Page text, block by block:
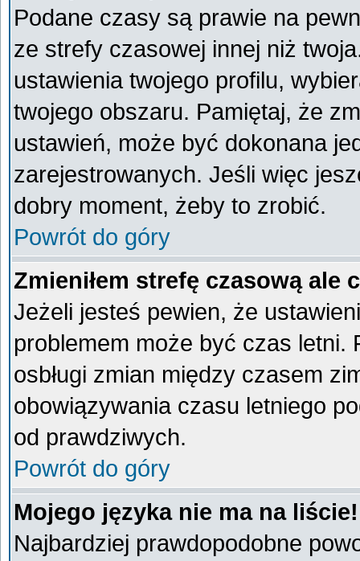
Podane czasy są prawie na
ze strefy czasowej innej niż
ustawienia twojego profilu,
twojego obszaru. Pamiętaj, że
ustawień, może być dokonana
zarejestrowanych. Jeśli więc
dobry moment, żeby to zrobić.
Powrót do góry
Zmieniłem strefę czasową ale
Jeżeli jesteś pewien, że
problemem może być czas letni.
osbługi zmian między czasem
obowiązywania czasu letniego
od prawdziwych.
Powrót do góry
Mojego języka nie ma na liście!
Najbardziej prawdopodobne